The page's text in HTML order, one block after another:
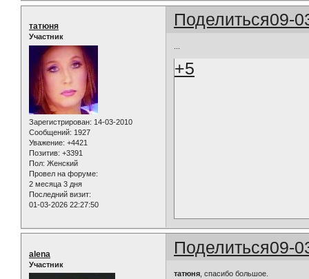
Поделиться09-
татюня
Участник
Зарегистрирован: 14-03-2010
Сообщений: 1927
Уважение: +4421
Позитив: +3391
Пол: Женский
Провел на форуме:
2 месяца 3 дня
Последний визит:
01-03-2026 22:27:50
+5
Поделиться09-
alena
Участник
татюня , спасибо большое.